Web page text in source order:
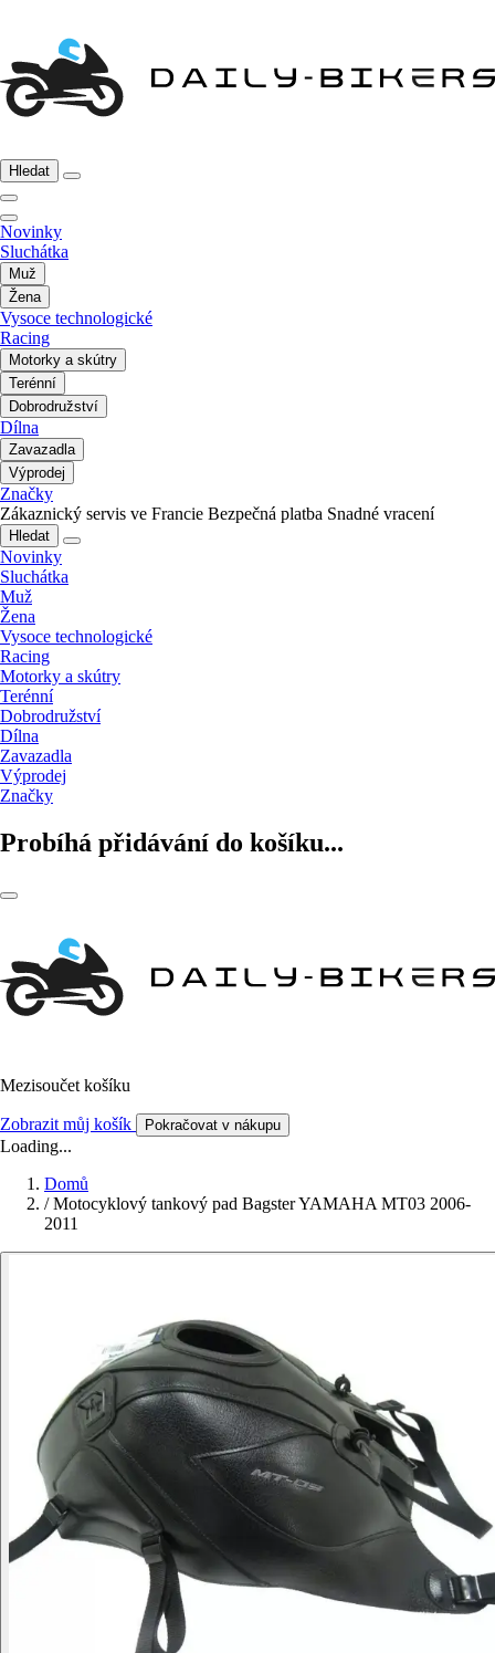
Hledat
Novinky
Sluchátka
Muž
Žena
Vysoce technologické
Racing
Motorky a skútry
Terénní
Dobrodružství
Dílna
Zavazadla
Výprodej
Značky
Zákaznický servis ve Francie Bezpečná platba Snadné vracení
Hledat
Novinky
Sluchátka
Muž
Žena
Vysoce technologické
Racing
Motorky a skútry
Terénní
Dobrodružství
Dílna
Zavazadla
Výprodej
Značky
Probíhá přidávání do košíku...
Mezisoučet košíku
Zobrazit můj košík Pokračovat v nákupu
Loading...
Domů
/ Motocyklový tankový pad Bagster YAMAHA MT03 2006-
2011